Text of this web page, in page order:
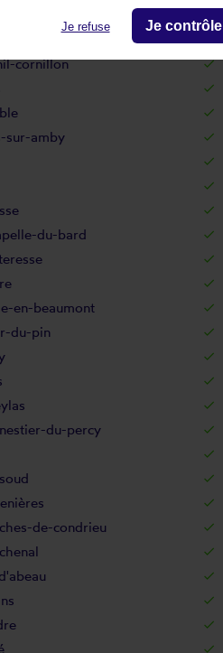
cornillon
sur-amby
du-bard
en-beaumont
du-pin
du-percy
de-condrieu
Je refuse Je contrôle